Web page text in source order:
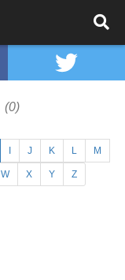
(0)
J K L M
W X Y Z